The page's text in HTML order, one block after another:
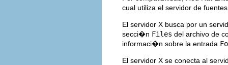
cual utiliza el servidor de
El servidor X busca por un
secci�n Files del archivo de
informaci�n sobre la entrada
El servidor X se conecta al